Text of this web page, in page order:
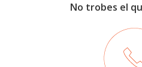
No trobes el